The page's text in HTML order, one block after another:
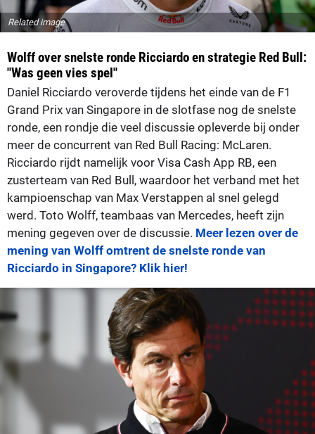
Related image
Wolff over snelste ronde Ricciardo en strategie Red Bull:
"Was geen vies spel"
Daniel Ricciardo veroverde tijdens het einde van de F1
Grand Prix van Singapore in de slotfase nog de snelste
ronde, een rondje die veel discussie opleverde bij onder
meer de concurrent van Red Bull Racing: McLaren.
Ricciardo rijdt namelijk voor Visa Cash App RB, een
zusterteam van Red Bull, waardoor het verband met het
kampioenschap van Max Verstappen al snel gelegd
werd. Toto Wolff, teambaas van Mercedes, heeft zijn
mening gegeven over de discussie. Meer lezen over de
mening van Wolff omtrent de snelste ronde van
Ricciardo in Singapore? Klik hier!